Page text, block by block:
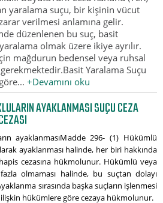
yaralama suçu, bir kişinin vücut
verilmesi anlamına gelir.
düzenlenen bu suç, basit
olmak üzere ikiye ayrılır.
mağdurun bedensel veya ruhsal
gerekmektedir.Basit Yaralama Suçu
göre...+Devamını oku
AYAKLANMASI SUÇU CEZA
ayaklanmasıMadde 296- (1) Hükümlü
ayaklanması halinde, her biri hakkında
cezasına hükmolunur. Hükümlü veya
olmaması halinde, bu suçtan dolayı
sırasında başka suçların işlenmesi
ilişkin hükümlere göre cezaya hükmolunur.